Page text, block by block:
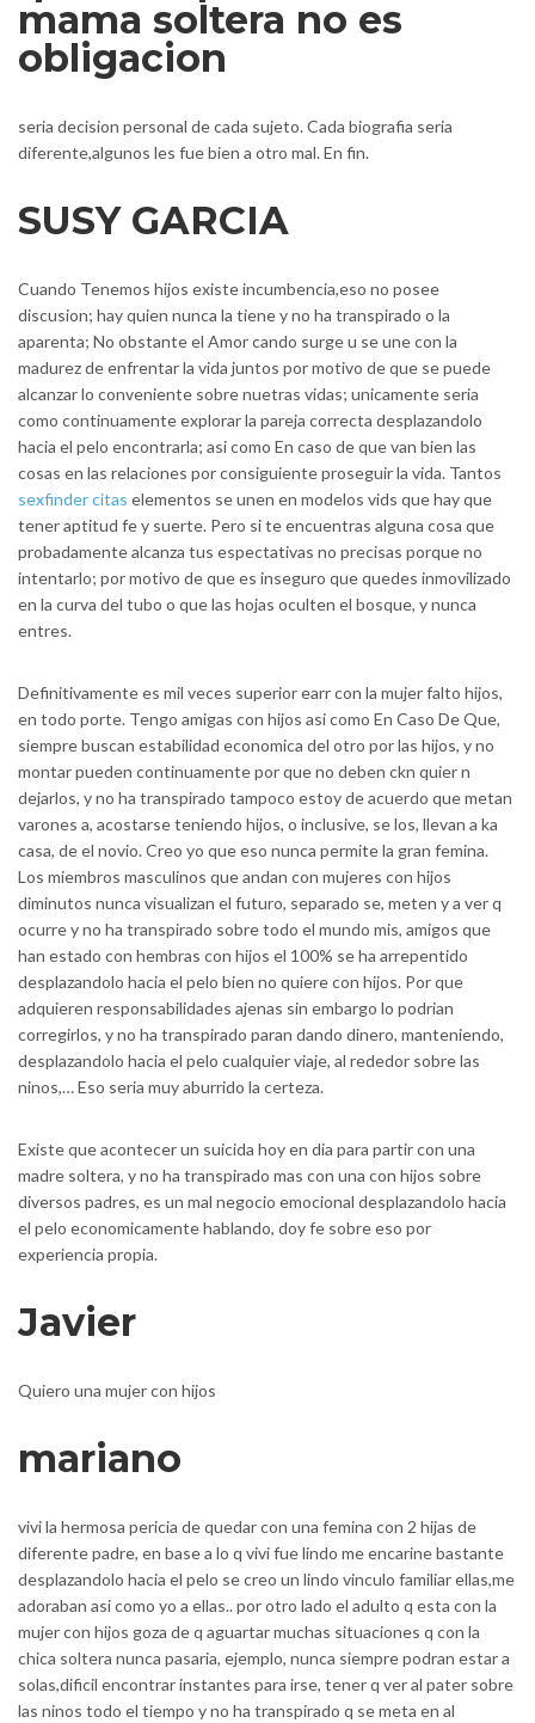
mama soltera no es
obligacion
seri­a decision personal de cada sujeto. Cada biografia seri­a
diferente,algunos les fue bien a otro mal. En fin.
SUSY GARCIA
Cuando Tenemos hijos existe incumbencia,eso no posee
discusion; hay quien nunca la tiene y no ha transpirado o la
aparenta; No obstante el Amor cando surge u se une con la
madurez de enfrentar la vida juntos por motivo de que se puede
alcanzar lo conveniente sobre nuetras vidas; unicamente seri­a
como continuamente explorar la pareja correcta desplazandolo
hacia el pelo encontrarla; asi­ como En caso de que van bien las
cosas en las relaciones por consiguiente proseguir la vida. Tantos
sexfinder citas elementos se unen en modelos vids que hay que
tener aptitud fe y suerte. Pero si te encuentras alguna cosa que
probadamente alcanza tus espectativas no precisas porque no
intentarlo; por motivo de que es inseguro que quedes inmovilizado
en la curva del tubo o que las hojas oculten el bosque, y nunca
entres.
Definitivamente es mil veces superior earr con la mujer falto hijos,
en todo porte. Tengo amigas con hijos asi­ como En Caso De Que,
siempre buscan estabilidad economica del otro por las hijos, y no
montar pueden continuamente por que no deben ckn quier n
dejarlos, y no ha transpirado tampoco estoy de acuerdo que metan
varones a, acostarse teniendo hijos, o inclusive, se los, llevan a ka
casa, de el novio. Creo yo que eso nunca permite la gran femina.
Los miembros masculinos que andan con mujeres con hijos
diminutos nunca visualizan el futuro, separado se, meten y a ver q
ocurre y no ha transpirado sobre todo el mundo mis, amigos que
han estado con hembras con hijos el 100% se ha arrepentido
desplazandolo hacia el pelo bien no quiere con hijos. Por que
adquieren responsabilidades ajenas sin embargo lo podri­an
corregirlos, y no ha transpirado paran dando dinero, manteniendo,
desplazandolo hacia el pelo cualquier viaje, al rededor sobre las
ninos,… Eso seri­a muy aburrido la certeza.
Existe que acontecer un suicida hoy en dia para partir con una
madre soltera, y no ha transpirado mas con una con hijos sobre
diversos padres, es un mal negocio emocional desplazandolo hacia
el pelo economicamente hablando, doy fe sobre eso por
experiencia propia.
Javier
Quiero una mujer con hijos
mariano
vivi la hermosa pericia de quedar con una femina con 2 hijas de
diferente padre, en base a lo q vivi fue lindo me encarine bastante
desplazandolo hacia el pelo se creo un lindo vinculo familiar ellas,me
adoraban asi­ como yo a ellas.. por otro lado el adulto q esta con la
mujer con hijos goza de q aguartar muchas situaciones q con la
chica soltera nunca pasaria, ejemplo, nunca siempre podran estar a
solas,dificil encontrar instantes para irse, tener q ver al pater sobre
las ninos todo el tiempo y no ha transpirado q se meta en al